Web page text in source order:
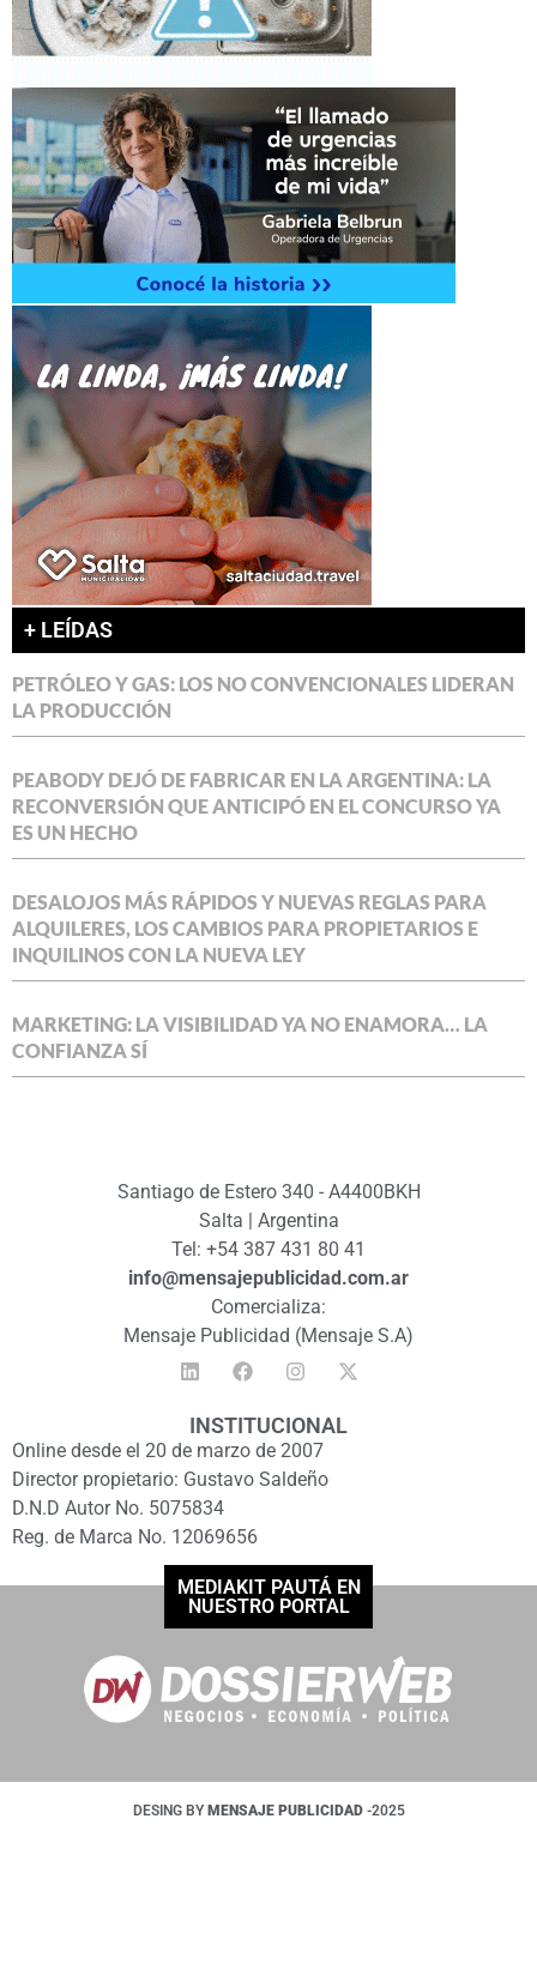
+ LEÍDAS
PETRÓLEO Y GAS: LOS NO CONVENCIONALES LIDERAN
LA PRODUCCIÓN
PEABODY DEJÓ DE FABRICAR EN LA ARGENTINA: LA
RECONVERSIÓN QUE ANTICIPÓ EN EL CONCURSO YA
ES UN HECHO
DESALOJOS MÁS RÁPIDOS Y NUEVAS REGLAS PARA
ALQUILERES, LOS CAMBIOS PARA PROPIETARIOS E
INQUILINOS CON LA NUEVA LEY
MARKETING: LA VISIBILIDAD YA NO ENAMORA… LA
CONFIANZA SÍ
Santiago de Estero 340 - A4400BKH
Salta | Argentina
Tel: +54 387 431 80 41
info@mensajepublicidad.com.ar
Comercializa:
Mensaje Publicidad (Mensaje S.A)
INSTITUCIONAL
Online desde el 20 de marzo de 2007
Director propietario: Gustavo Saldeño
D.N.D Autor No. 5075834
Reg. de Marca No. 12069656
MEDIAKIT PAUTÁ EN
NUESTRO PORTAL
DESING BY MENSAJE PUBLICIDAD -2025